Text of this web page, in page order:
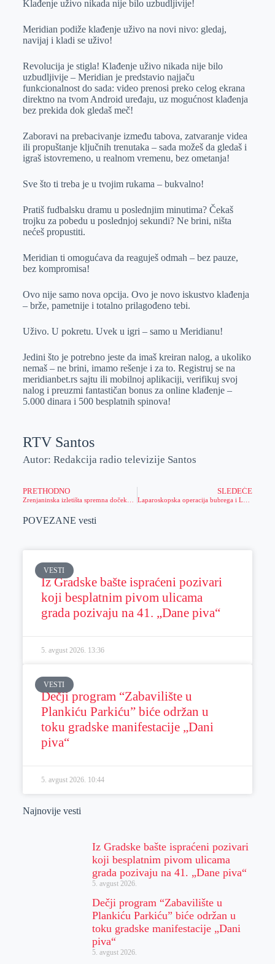
e
I
s
p
a
l
Klađenje uživo nikada nije bilo uzbudljivije!
Meridian podiže klađenje uživo na novi nivo: gledaj,
navijaj i kladi se uživo!
Revolucija je stigla! Klađenje uživo nikada nije bilo
uzbudljivije – Meridian je predstavio najjaču
funkcionalnost do sada: video prenosi preko celog ekrana
direktno na tvom Android uređaju, uz mogućnost klađenja
bez prekida dok gledaš meč!
Zaboravi na prebacivanje između tabova, zatvaranje videa
ili propuštanje ključnih trenutaka – sada možeš da gledaš i
igraš istovremeno, u realnom vremenu, bez ometanja!
Sve što ti treba je u tvojim rukama – bukvalno!
Pratiš fudbalsku dramu u poslednjim minutima? Čekaš
trojku za pobedu u poslednjoj sekundi? Ne brini, ništa
nećeš propustiti.
Meridian ti omogućava da reaguješ odmah – bez pauze,
bez kompromisa!
Ovo nije samo nova opcija. Ovo je novo iskustvo klađenja
– brže, pametnije i totalno prilagođeno tebi.
Uživo. U pokretu. Uvek u igri – samo u Meridianu!
Jedini što je potrebno jeste da imaš kreiran nalog, a ukoliko
nemaš – ne brini, imamo rešenje i za to. Registruj se na
meridianbet.rs sajtu ili mobilnoj aplikaciji, verifikuj svoj
nalog i preuzmi fantastičan bonus za online klađenje –
5.000 dinara i 500 besplatnih spinova!
RTV Santos
Autor: Redakcija radio televizije Santos
PRETHODNO SLEDEĆE
POVEZANE vesti
VESTI
Iz Gradske bašte ispraćeni pozivari
koji besplatnim pivom ulicama
grada pozivaju na 41. „Dane piva“
5. avgust 2026. 13:36
VESTI
Dečji program “Zabavilište u
Plankiću Parkiću” biće održan u
toku gradske manifestacije „Dani
piva“
5. avgust 2026. 10:44
Najnovije vesti
Iz Gradske bašte ispraćeni pozivari
koji besplatnim pivom ulicama
grada pozivaju na 41. „Dane piva“
5. avgust 2026.
Dečji program “Zabavilište u
Plankiću Parkiću” biće održan u
toku gradske manifestacije „Dani
piva“
5. avgust 2026.